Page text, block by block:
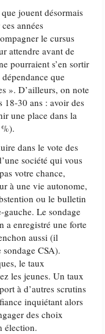
jouent désormais
années
le cursus
attendre avant de
pourraient s’en sortir
que
». D’ailleurs, on note
18-30 ans : avoir des
une place dans la
dans le vote des
société qui vous
votre chance,
à une vie autonome,
ou le bulletin
gauche. Le sondage
a enregistré une forte
aussi (il
CSA).
le taux
les jeunes. Un taux
à d’autres scrutins
inquiétant alors
des choix
élection.